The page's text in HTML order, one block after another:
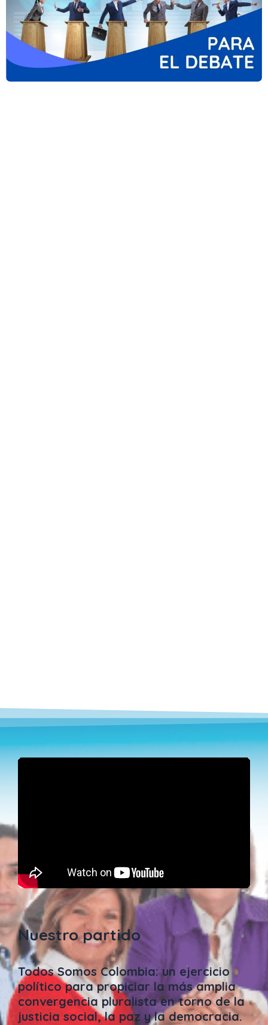
Nuestro partido
Todos Somos Colombia: un ejercicio
político para propiciar la más amplia
convergencia pluralista en torno de la
justicia social, la paz y la democracia.